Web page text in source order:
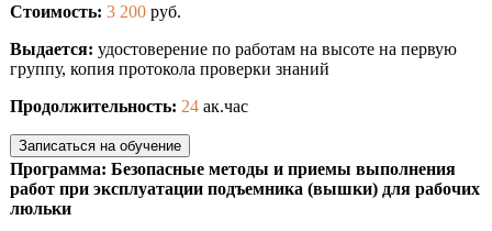
Стоимость: 3 200 руб.
Выдается: удостоверение по работам на высоте на первую
группу, копия протокола проверки знаний
Продолжительность: 24 ак.час
Записаться на обучение
Программа: Безопасные методы и приемы выполнения
работ при эксплуатации подъемника (вышки) для рабочих
люльки